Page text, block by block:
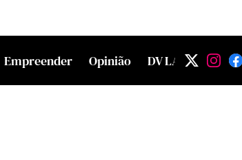
Empreender Opinião DV LAB